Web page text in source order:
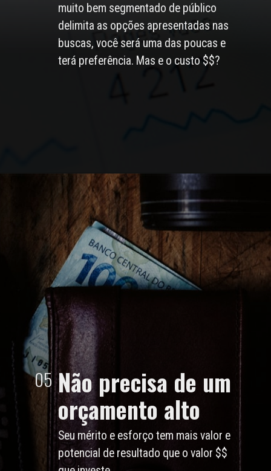
muito bem segmentado de público
delimita as opções apresentadas nas
buscas, você será uma das poucas e
terá preferência. Mas e o custo $$?
05
Seu mérito e esforço tem mais valor e
potencial de resultado que o valor $$
Não precisa de um
orçamento alto